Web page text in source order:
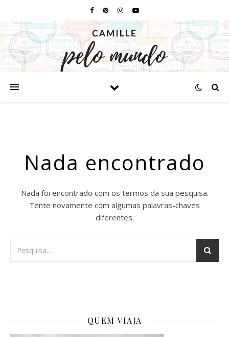
Nada encontrado
Nada foi encontrado com os termos da sua pesquisa.
Tente novamente com algumas palavras-chaves
diferentes.
QUEM VIAJA